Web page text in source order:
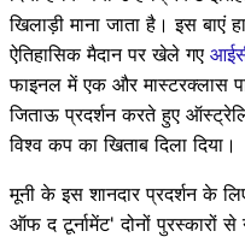
खिलाड़ी माना जाता है। इस
ऐतिहासिक मैदान पर खेले गए
फाइनल में एक और मास्टरक्लास
जिताऊ प्रदर्शन करते हुए
विश्व कप का खिताब दिला दिया।
मूनी के इस शानदार प्रदर्शन के
ऑफ द टूर्नामेंट' दोनों पुरस्कारों